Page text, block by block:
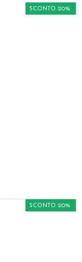
SCONTO 20%
SCONTO 20%